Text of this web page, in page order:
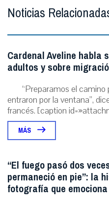
Noticias
Cardenal Aveline habla
adultos y sobre
“Preparamos el camino
entraron por la ventana”,
francés. [caption
MÁS
“El fuego pasó dos
permaneció en pie”: la
fotografía que